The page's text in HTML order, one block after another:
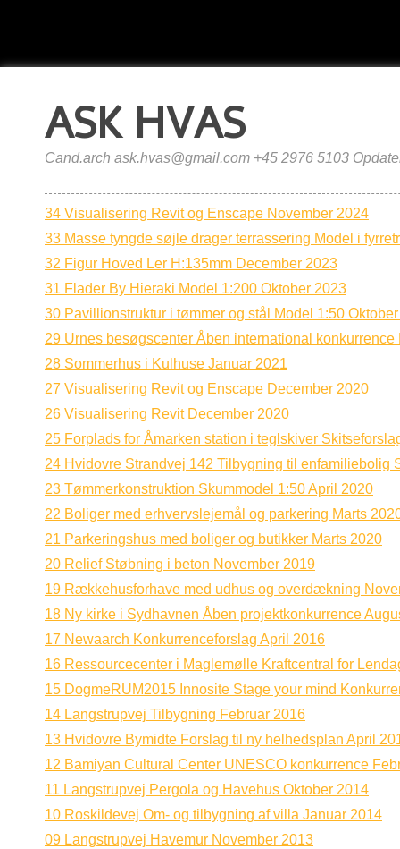
ASK HVAS
Cand.arch ask.hvas@gmail.com +45 2976 5103
34 Visualisering Revit og Enscape November 2024
33 Masse tyngde søjle drager terrassering Model i
32 Figur Hoved Ler H:135mm December 2023
31 Flader By Hieraki Model 1:200 Oktober 2023
30 Pavillionstruktur i tømmer og stål Model 1:50
29 Urnes besøgscenter Åben international konkurrence
28 Sommerhus i Kulhuse Januar 2021
27 Visualisering Revit og Enscape December 2020
26 Visualisering Revit December 2020
25 Forplads for Åmarken station i teglskiver
24 Hvidovre Strandvej 142 Tilbygning til enfamiliebolig
23 Tømmerkonstruktion Skummodel 1:50 April 2020
22 Boliger med erhvervslejemål og parkering Marts
21 Parkeringshus med boliger og butikker Marts 2020
20 Relief Støbning i beton November 2019
19 Rækkehusforhave med udhus og overdækning
18 Ny kirke i Sydhavnen Åben projektkonkurrence
17 Newaarch Konkurrenceforslag April 2016
16 Ressourcecenter i Maglemølle Kraftcentral for
15 DogmeRUM2015 Innosite Stage your mind
14 Langstrupvej Tilbygning Februar 2016
13 Hvidovre Bymidte Forslag til ny helhedsplan April
12 Bamiyan Cultural Center UNESCO konkurrence
11 Langstrupvej Pergola og Havehus Oktober 2014
10 Roskildevej Om- og tilbygning af villa Januar 2014
09 Langstrupvej Havemur November 2013